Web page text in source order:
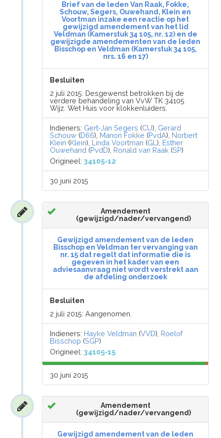
Brief van de leden Van Raak, Fokke,
Schouw, Segers, Ouwehand, Klein en
Voortman inzake een reactie op het
gewijzigd amendement van het lid
Veldman (Kamerstuk 34 105, nr. 12) en de
gewijzigde amendementen van de leden
Bisschop en Veldman (Kamerstuk 34 105,
nrs. 16 en 17)
Besluiten
2 juli 2015: Desgewenst betrokken bij de
verdere behandeling van VvW TK 34105
Wijz. Wet Huis voor klokkenluiders.
Indieners: Gert-Jan Segers (CU), Gerard
Schouw (D66), Manon Fokke (PvdA), Norbert
Klein (Klein), Linda Voortman (GL), Esther
Ouwehand (PvdD), Ronald van Raak (SP)
Origineel:34105-12
30 juni 2015
Amendement
(gewijzigd/nader/vervangend)
Gewijzigd amendement van de leden
Bisschop en Veldman ter vervanging van
nr. 15 dat regelt dat informatie die is
gegeven in het kader van een
adviesaanvraag niet wordt verstrekt aan
de afdeling onderzoek
Besluiten
2 juli 2015: Aangenomen.
Indieners: Hayke Veldman (VVD), Roelof
Bisschop (SGP)
Origineel:34105-15
30 juni 2015
Amendement
(gewijzigd/nader/vervangend)
Gewijzigd amendement van de leden